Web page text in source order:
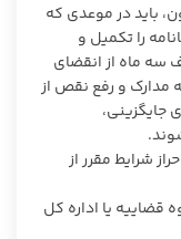
باید در موعدی که
را تکمیل و
سه ماه از انقضای
مدارک و رفع نقص از
جایگزینی،
شرایط مقرر از
یا اداره کل